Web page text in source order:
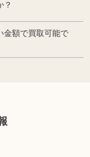
？
金額で買取可能で